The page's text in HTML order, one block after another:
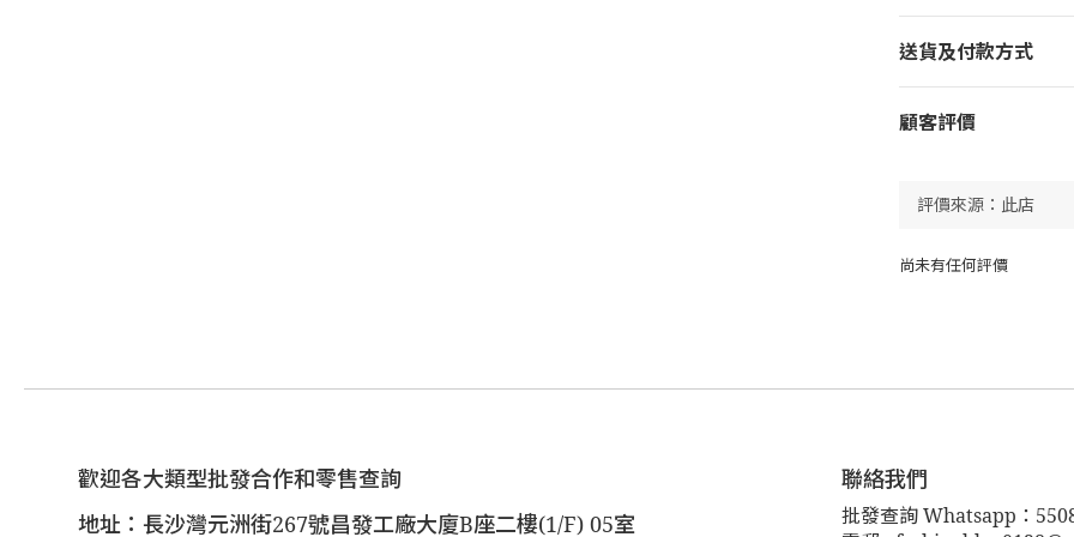
送貨及付款方式
顧客評價
尚未有任何評價
歡迎各大類型批發合作和零售查詢
地址：長沙灣元洲街267號昌發工廠大廈B座二樓(1/F) 05室
聯絡我們
批發查詢 Whatsapp：